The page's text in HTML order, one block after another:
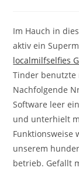
Im Hauch in
aktiv ein
localmilfselfies
Tinder benutzte
Nachfolgende
Software leer
und unterhielt
Funktionsweise
unserem
betrieb. Gefallt